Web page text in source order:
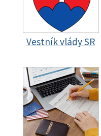
Vestník vlády SR